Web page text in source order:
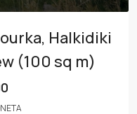
Halkidiki
(100 sq m)